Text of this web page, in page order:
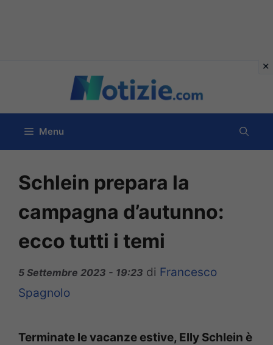
contenuto
Menu
Schlein prepara la
campagna d’autunno:
ecco tutti i temi
5 Settembre 2023 - 19:23 di Francesco
Spagnolo
Terminate le vacanze estive, Elly Schlein è